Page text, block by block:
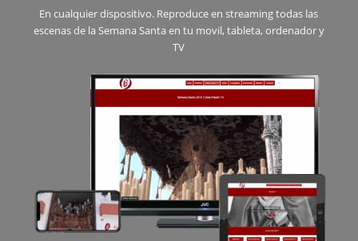
En cualquier dispositivo. Reproduce en streaming todas las
escenas de la Semana Santa en tu movil, tableta, ordenador y
TV